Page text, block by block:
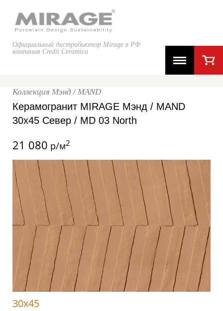
Официальный дистрибьютор Mirage в РФ
компания Credit Ceramica
Коллекция Мэнд / MAND
Керамогранит MIRAGE Мэнд / MAND
30x45 Север / MD 03 North
21 080 р/м2
30x45